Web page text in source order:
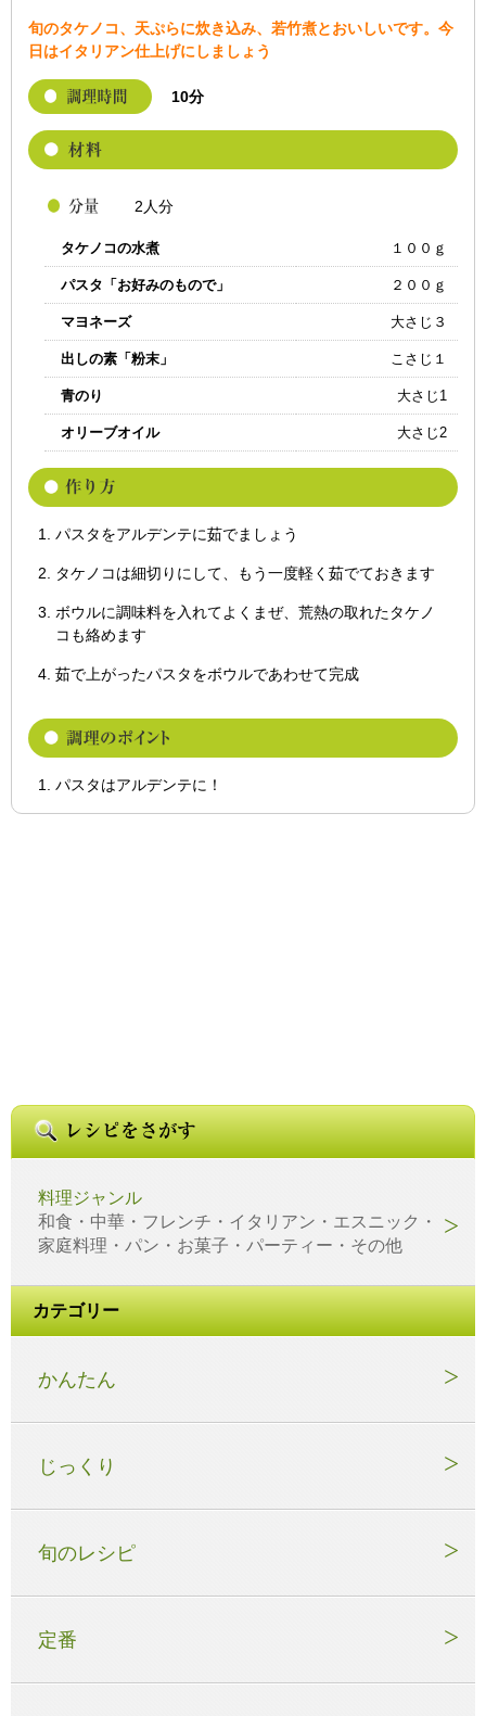
旬のタケノコ、天ぷらに炊き込み、若竹煮とおいしいです。今
日はイタリアン仕上げにしましょう
10分
2人分
タケノコの水煮 １００ｇ
パスタ「お好みのもので」 ２００ｇ
マヨネーズ 大さじ３
出しの素「粉末」 こさじ１
青のり 大さじ1
オリーブオイル 大さじ2
パスタをアルデンテに茹でましょう
タケノコは細切りにして、もう一度軽く茹でておきます
ボウルに調味料を入れてよくまぜ、荒熱の取れたタケノ
コも絡めます
茹で上がったパスタをボウルであわせて完成
パスタはアルデンテに！
料理ジャンル
和食・中華・フレンチ・イタリアン・エスニック・
家庭料理・パン・お菓子・パーティー・その他
カテゴリー
かんたん
じっくり
旬のレシピ
定番